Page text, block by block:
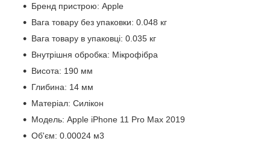
Бренд пристрою: Apple
Вага товару без упаковки: 0.048 кг
Вага товару в упаковці: 0.035 кг
Внутрішня обробка: Мікрофібра
Висота: 190 мм
Глибина: 14 мм
Матеріал: Силікон
Модель: Apple iPhone 11 Pro Max 2019
Об'єм: 0.00024 м3